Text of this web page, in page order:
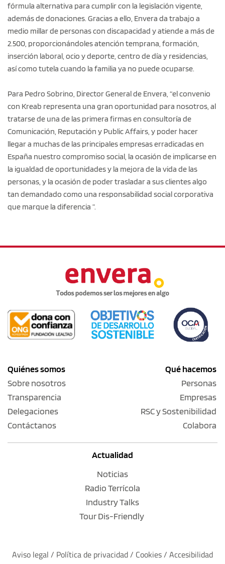
fórmula alternativa para cumplir con la legislación vigente,
además de donaciones. Gracias a ello, Envera da trabajo a
medio millar de personas con discapacidad y atiende a más de
2.500, proporcionándoles atención temprana, formación,
inserción laboral, ocio y deporte, centro de día y residencias,
así como tutela cuando la familia ya no puede ocuparse.
Para Pedro Sobrino, Director General de Envera, “el convenio
con Kreab representa una gran oportunidad para nosotros, al
tratarse de una de las primera firmas en consultoría de
Comunicación, Reputación y Public Affairs, y poder hacer
llegar a muchas de las principales empresas erradicadas en
España nuestro compromiso social, la ocasión de implicarse en
la igualdad de oportunidades y la mejora de la vida de las
personas, y la ocasión de poder trasladar a sus clientes algo
tan demandado como una responsabilidad social corporativa
que marque la diferencia ”.
Quiénes somos
Sobre nosotros
Transparencia
Delegaciones
Contáctanos
Qué hacemos
Personas
Empresas
RSC y Sostenibilidad
Colabora
Actualidad
Noticias
Radio Terrícola
Industry Talks
Tour Dis-Friendly
Aviso legal / Política de privacidad / Cookies / Accesibilidad